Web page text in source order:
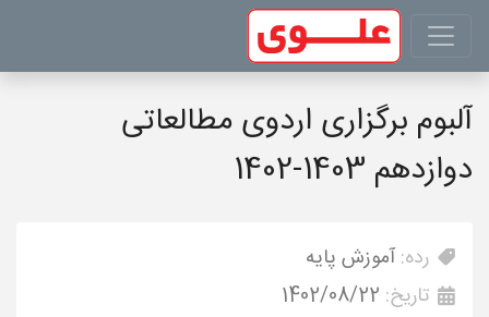
آلبوم برگزاری اردوی مطالعاتی
دوازدهم 1403-1402
رده: آموزش پایه
تاریخ: 1402/08/22